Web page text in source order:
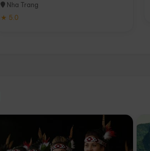
Nha Trang
★ 5.0